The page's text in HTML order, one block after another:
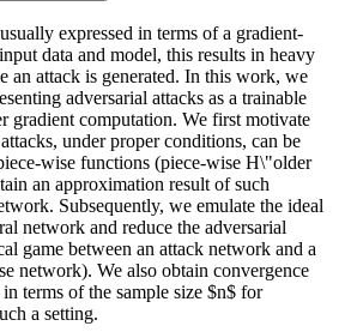
expressed in terms of a gradient-
data and model, this results in heavy
an attack is generated. In this work, we
adversarial attacks as a trainable
gradient computation. We first motivate
under proper conditions, can be
wise functions (piece-wise H\"older
an approximation result of such
Subsequently, we emulate the ideal
network and reduce the adversarial
game between an attack network and a
network). We also obtain convergence
terms of the sample size $n$ for
a setting.